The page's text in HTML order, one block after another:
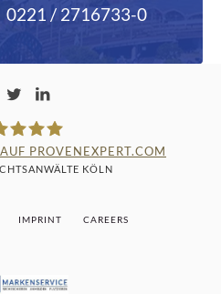
0221 / 2716733-0
PROVENEXPERT.COM
KÖLN
IMPRINT CAREERS